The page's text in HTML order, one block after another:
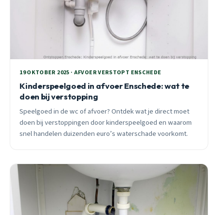
19 OKTOBER 2025 · AFVOER VERSTOPT ENSCHEDE
Kinderspeelgoed in afvoer Enschede: wat te
doen bij verstopping
Speelgoed in de wc of afvoer? Ontdek wat je direct moet
doen bij verstoppingen door kinderspeelgoed en waarom
snel handelen duizenden euro’s waterschade voorkomt.